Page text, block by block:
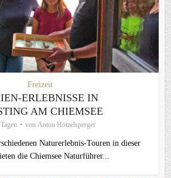
Freizeit
ERLEBNISSE IN
AM CHIEMSEE
von Anton Hötzelsperger
Naturerlebnis-Touren in dieser
die Chiemsee Naturführer...